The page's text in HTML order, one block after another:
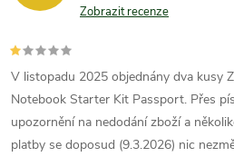
Zobrazit recenze
V listopadu 2025 objednány dva kusy
Notebook Starter Kit Passport. Přes
upozornění na nedodání zboží a
platby se doposud (9.3.2026) nic